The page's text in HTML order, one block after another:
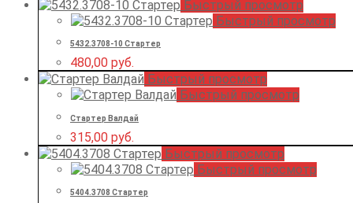
Быстрый просмотр
Быстрый просмотр
5432.3708-10 Стартер
480,00 руб.
Быстрый просмотр
Быстрый просмотр
Стартер Валдай
315,00 руб.
Быстрый просмотр
Быстрый просмотр
5404.3708 Стартер